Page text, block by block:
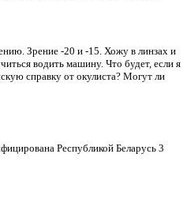
Зрение -20 и -15. Хожу в линзах и
водить машину. Что будет, если я
справку от окулиста? Могут ли
Республикой Беларусь 3